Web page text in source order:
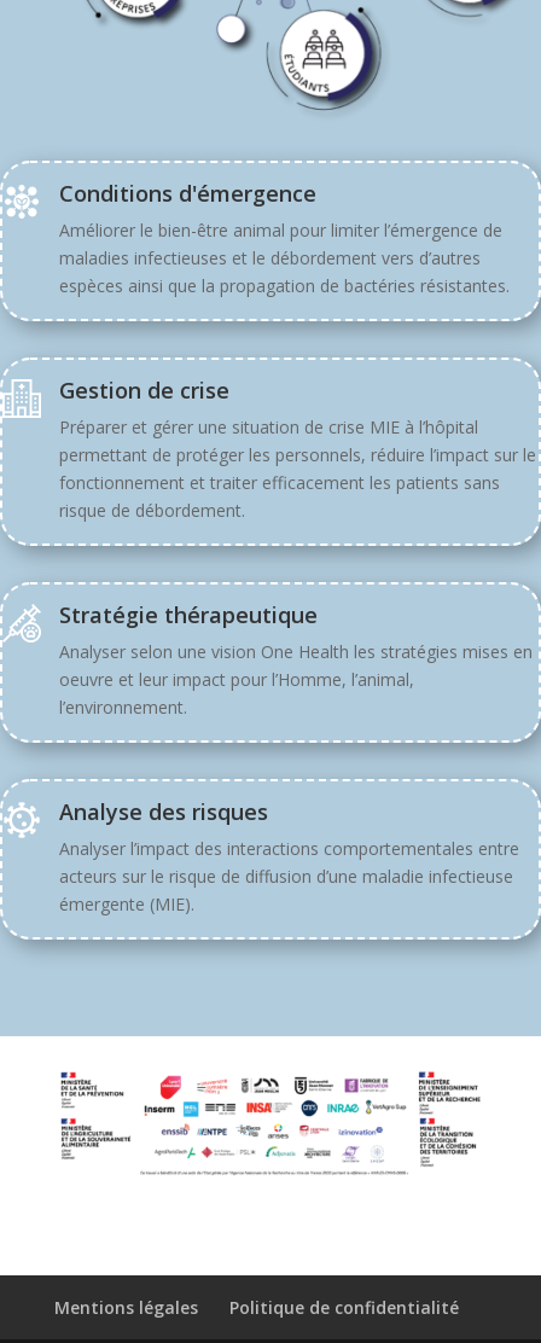
Conditions d'émergence
Améliorer le bien-être animal pour limiter l’émergence de
maladies infectieuses et le débordement vers d’autres
espèces ainsi que la propagation de bactéries résistantes.
Gestion de crise
Préparer et gérer une situation de crise MIE à l’hôpital
permettant de protéger les personnels, réduire l’impact sur le
fonctionnement et traiter efficacement les patients sans
risque de débordement.
Stratégie thérapeutique
Analyser selon une vision One Health les stratégies mises en
oeuvre et leur impact pour l’Homme, l’animal,
l’environnement.
Analyse des risques
Analyser l’impact des interactions comportementales entre
acteurs sur le risque de diffusion d’une maladie infectieuse
émergente (MIE).
Mentions légales Politique de confidentialité